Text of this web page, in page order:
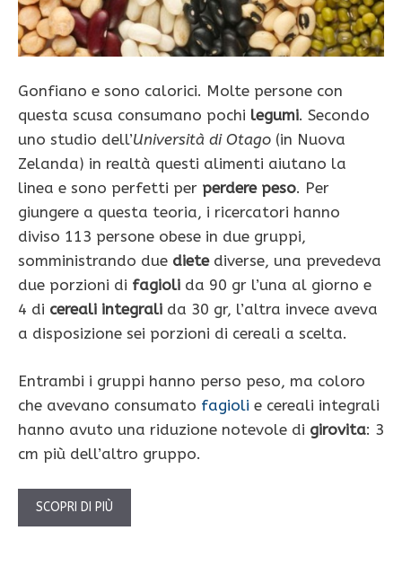
Gonfiano e sono calorici. Molte persone con
questa scusa consumano pochi legumi. Secondo
uno studio dell’Università di Otago (in Nuova
Zelanda) in realtà questi alimenti aiutano la
linea e sono perfetti per perdere peso. Per
giungere a questa teoria, i ricercatori hanno
diviso 113 persone obese in due gruppi,
somministrando due dietediverse, una prevedeva
due porzioni di fagioli da 90 gr l’una al giorno e
4 di cereali integrali da 30 gr, l’altra invece aveva
a disposizione sei porzioni di cereali a scelta.
Entrambi i gruppi hanno perso peso, ma coloro
che avevano consumato fagioli e cereali integrali
hanno avuto una riduzione notevole di girovita: 3
cm più dell’altro gruppo.
SCOPRI DI PIÙ